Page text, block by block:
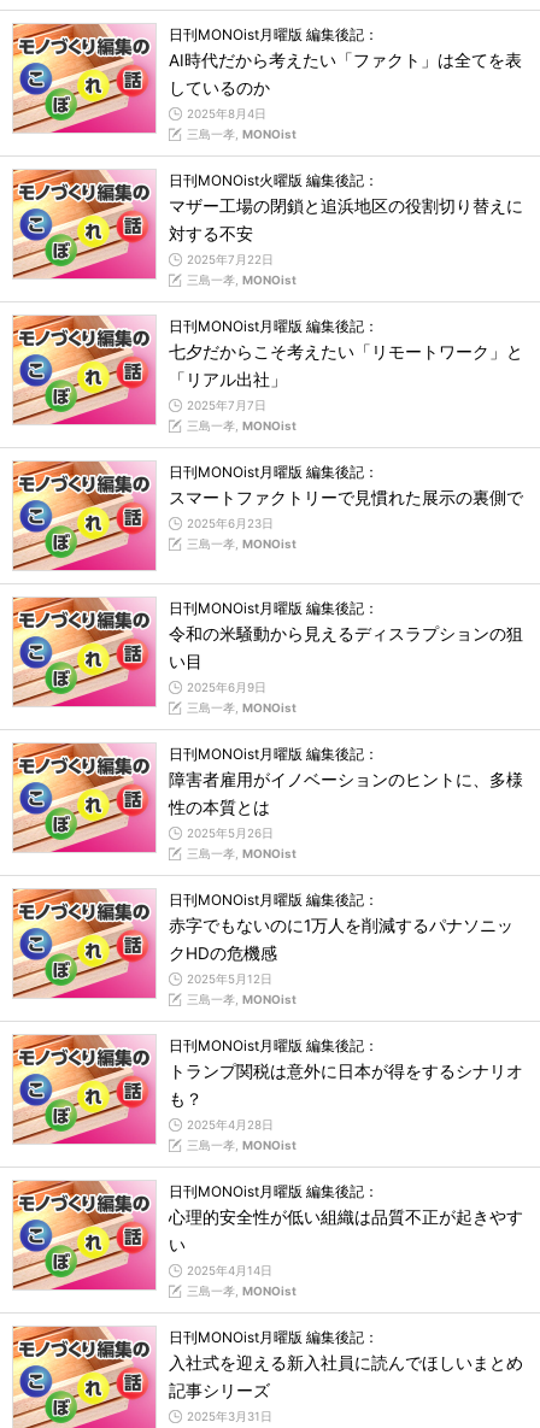
日刊MONOist月曜版 編集後記：
AI時代だから考えたい「ファクト」は全てを表
しているのか
2025年8月4日
三島一孝, MONOist
日刊MONOist火曜版 編集後記：
マザー工場の閉鎖と追浜地区の役割切り替えに
対する不安
2025年7月22日
三島一孝, MONOist
日刊MONOist月曜版 編集後記：
七夕だからこそ考えたい「リモートワーク」と
「リアル出社」
2025年7月7日
三島一孝, MONOist
日刊MONOist月曜版 編集後記：
スマートファクトリーで見慣れた展示の裏側で
2025年6月23日
三島一孝, MONOist
日刊MONOist月曜版 編集後記：
令和の米騒動から見えるディスラプションの狙
い目
2025年6月9日
三島一孝, MONOist
日刊MONOist月曜版 編集後記：
障害者雇用がイノベーションのヒントに、多様
性の本質とは
2025年5月26日
三島一孝, MONOist
日刊MONOist月曜版 編集後記：
赤字でもないのに1万人を削減するパナソニッ
クHDの危機感
2025年5月12日
三島一孝, MONOist
日刊MONOist月曜版 編集後記：
トランプ関税は意外に日本が得をするシナリオ
も？
2025年4月28日
三島一孝, MONOist
日刊MONOist月曜版 編集後記：
心理的安全性が低い組織は品質不正が起きやす
い
2025年4月14日
三島一孝, MONOist
日刊MONOist月曜版 編集後記：
入社式を迎える新入社員に読んでほしいまとめ
記事シリーズ
2025年3月31日